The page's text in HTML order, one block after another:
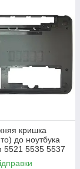
кришка
до ноутбука
5521 5535 5537